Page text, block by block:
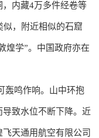
内藏4万多件经卷等
，附近相似的石窟
煌学”。中国政府亦在
轰鸣作响。山中环抱
致水位不断下降。近
天通用航空有限公司